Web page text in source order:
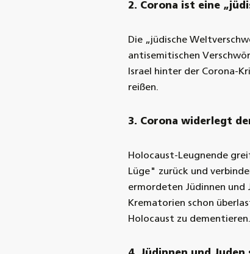
2. Corona ist eine
Die „jüdische
antisemitischen
Israel hinter der Corona-
reißen.
3. Corona widerlegt
Holocaust-Leugnende
Lüge" zurück und
ermordeten Jüdinnen und
Krematorien schon
Holocaust zu dementieren.